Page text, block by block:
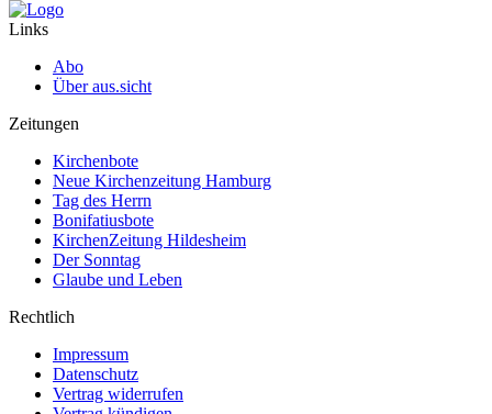
Links
Abo
Über aus.sicht
Zeitungen
Kirchenbote
Neue Kirchenzeitung Hamburg
Tag des Herrn
Bonifatiusbote
KirchenZeitung Hildesheim
Der Sonntag
Glaube und Leben
Rechtlich
Impressum
Datenschutz
Vertrag widerrufen